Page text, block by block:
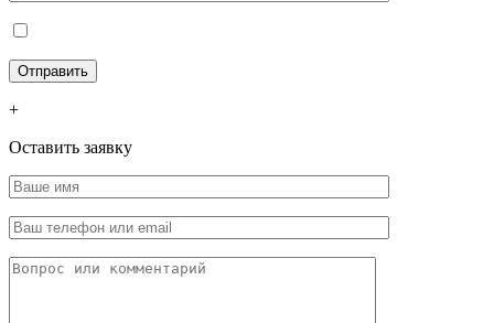
+
Оставить заявку